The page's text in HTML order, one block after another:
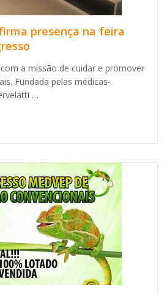
presença na feira
a missão de cuidar e promover
Fundada pelas médicas-
…